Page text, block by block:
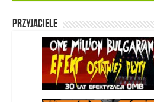
Przyjaciele